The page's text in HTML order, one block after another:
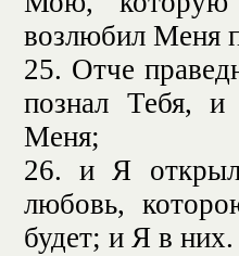
возлюбил Меня
25. Отче
познал Тебя,
Меня;
26. и Я
любовь,
будет; и Я в них.